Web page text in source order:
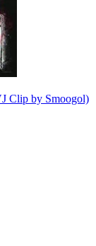
Clip by Smoogol)